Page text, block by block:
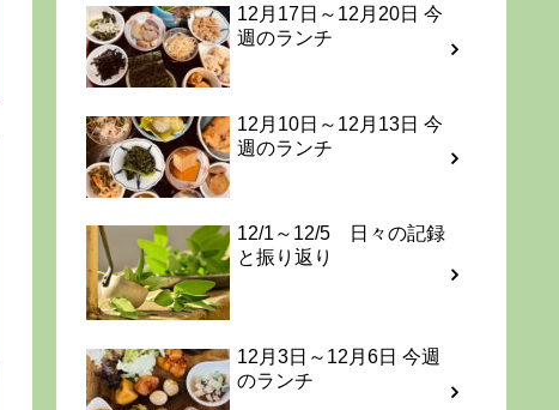
12月17日～12月20日 今
週のランチ
12月10日～12月13日 今
週のランチ
12/1～12/5 日々の記録
と振り返り
12月3日～12月6日 今週
のランチ